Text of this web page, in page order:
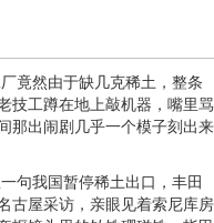
然由于缺几克稀土，整条
技工蹲在地上敲机器，嘴里骂
出闹剧几乎一个模子刻出来
我国暂停稀土出口，丰田
古屋采访，亲眼见着索尼库房